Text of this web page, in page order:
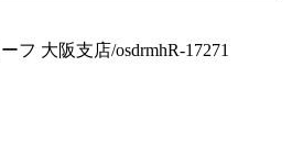
フ 大阪支店/osdrmhR-17271